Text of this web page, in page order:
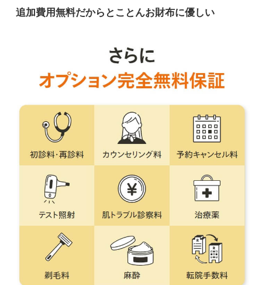
追加費用無料だからとことんお財布に優しい